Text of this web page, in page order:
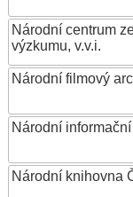
Národní centrum
výzkumu, v.v.i.
Národní filmový
Národní
Národní knihovna